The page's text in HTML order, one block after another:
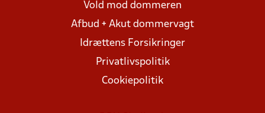
Vold mod dommeren
Afbud + Akut dommervagt
Idrættens Forsikringer
Privatlivspolitik
Cookiepolitik